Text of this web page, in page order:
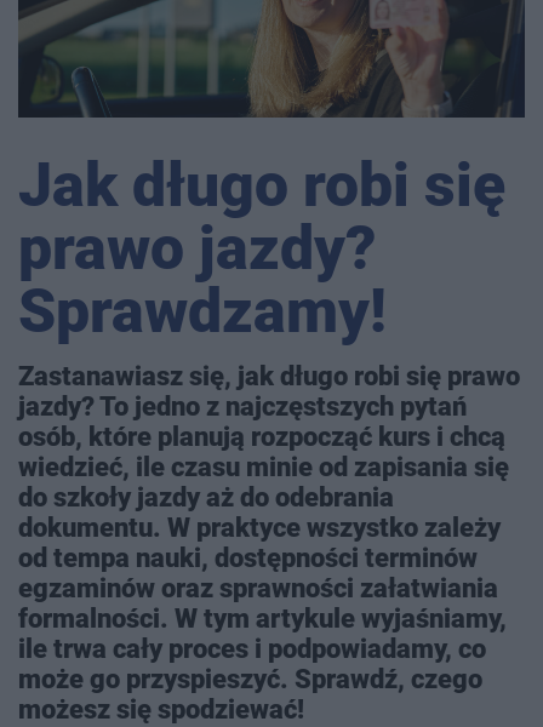
Jak długo robi się
prawo jazdy?
Sprawdzamy!
Zastanawiasz się, jak długo robi się prawo
jazdy? To jedno z najczęstszych pytań
osób, które planują rozpocząć kurs i chcą
wiedzieć, ile czasu minie od zapisania się
do szkoły jazdy aż do odebrania
dokumentu. W praktyce wszystko zależy
od tempa nauki, dostępności terminów
egzaminów oraz sprawności załatwiania
formalności. W tym artykule wyjaśniamy,
ile trwa cały proces i podpowiadamy, co
może go przyspieszyć. Sprawdź, czego
możesz się spodziewać!